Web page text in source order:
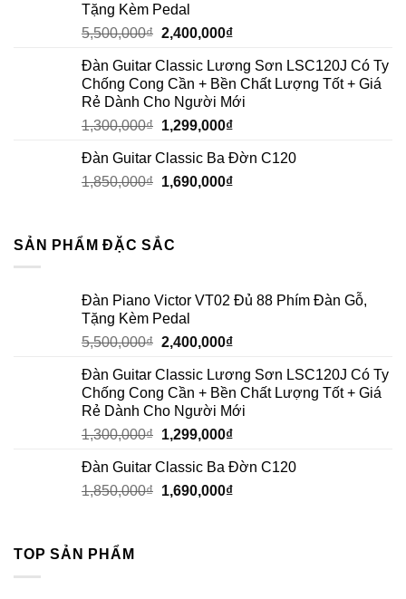
Tặng Kèm Pedal
5,500,000₫ 2,400,000₫
Đàn Guitar Classic Lương Sơn LSC120J Có Ty
Chống Cong Cần + Bền Chất Lượng Tốt + Giá
Rẻ Dành Cho Người Mới
1,300,000₫ 1,299,000₫
Đàn Guitar Classic Ba Đờn C120
1,850,000₫ 1,690,000₫
SẢN PHẨM ĐẶC SẮC
Đàn Piano Victor VT02 Đủ 88 Phím Đàn Gỗ,
Tặng Kèm Pedal
5,500,000₫ 2,400,000₫
Đàn Guitar Classic Lương Sơn LSC120J Có Ty
Chống Cong Cần + Bền Chất Lượng Tốt + Giá
Rẻ Dành Cho Người Mới
1,300,000₫ 1,299,000₫
Đàn Guitar Classic Ba Đờn C120
1,850,000₫ 1,690,000₫
TOP SẢN PHẨM